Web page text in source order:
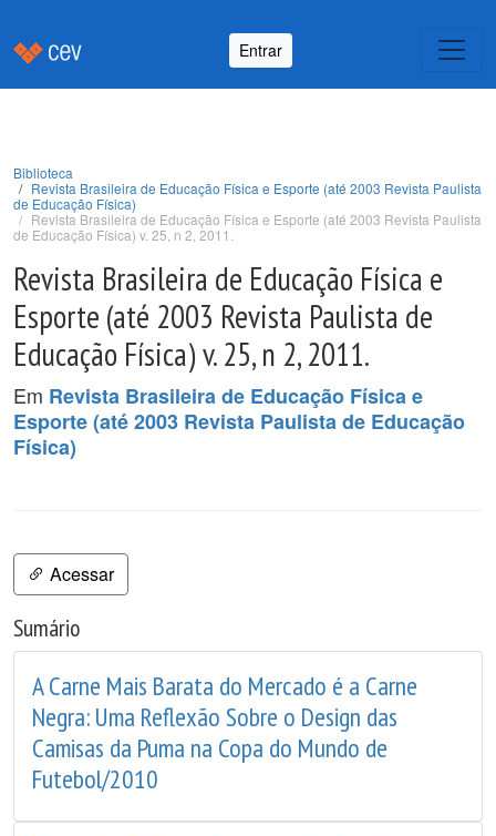
Entrar
Biblioteca
Revista Brasileira de Educação Física e Esporte (até 2003 Revista Paulista
de Educação Física)
Revista Brasileira de Educação Física e Esporte (até 2003 Revista Paulista
de Educação Física) v. 25, n 2, 2011.
Revista Brasileira de Educação Física e
Esporte (até 2003 Revista Paulista de
Educação Física) v. 25, n 2, 2011.
Em Revista Brasileira de Educação Física e
Esporte (até 2003 Revista Paulista de Educação
Física)
Acessar
Sumário
A Carne Mais Barata do Mercado é a Carne
Negra: Uma Reflexão Sobre o Design das
Camisas da Puma na Copa do Mundo de
Futebol/2010